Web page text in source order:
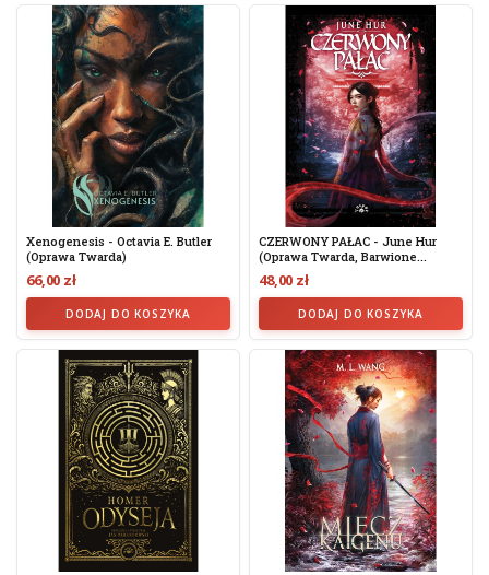
Xenogenesis - Octavia E. Butler
(oprawa Twarda)
66,00 zł
DODAJ DO KOSZYKA
CZERWONY PAŁAC - June Hur
(oprawa Twarda, Barwione...
48,00 zł
DODAJ DO KOSZYKA